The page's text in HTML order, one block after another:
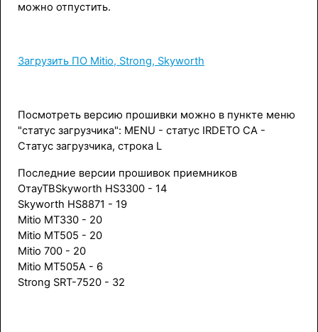
можно отпустить.
Загрузить ПО Mitio, Strong, Skyworth
Посмотреть версию прошивки можно в пункте меню
"статус загрузчика": MENU - статус IRDETO CA -
Статус загрузчика, строка L
Последние версии прошивок приемников
ОтауТВSkyworth HS3300 - 14
Skyworth HS8871 - 19
Mitio MT330 - 20
Mitio MT505 - 20
Mitio 700 - 20
Mitio MT505A - 6
Strong SRT-7520 - 32